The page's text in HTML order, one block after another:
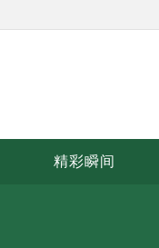
精彩瞬间